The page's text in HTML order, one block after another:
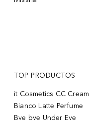
TOP PRODUCTOS
it Cosmetics CC Cream
Bianco Latte Perfume
Bye bye Under Eye